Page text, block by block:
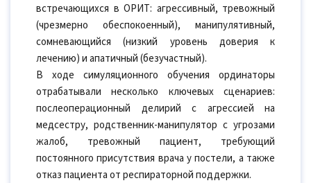
встречающихся в ОРИТ: агрессивный, тревожный
(чрезмерно обеспокоенный), манипулятивный,
сомневающийся (низкий уровень доверия к
лечению) и апатичный (безучастный).
В ходе симуляционного обучения ординаторы
отрабатывали несколько ключевых сценариев:
послеоперационный делирий с агрессией на
медсестру, родственник-манипулятор с угрозами
жалоб, тревожный пациент, требующий
постоянного присутствия врача у постели, а также
отказ пациента от респираторной поддержки.